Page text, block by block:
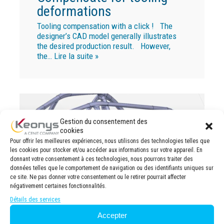
Gestion du consentement des
cookies
Pour offrir les meilleures expériences, nous utilisons des technologies telles que
les cookies pour stocker et/ou accéder aux informations sur votre appareil. En
donnant votre consentement à ces technologies, nous pourrons traiter des
données telles que le comportement de navigation ou des identifiants uniques sur
ce site. Ne pas donner votre consentement ou le retirer pourrait affecter
négativement certaines fonctionnalités.
Détails des services
Accepter
deformations
Tooling compensation with a click ! The
designer’s CAD model generally illustrates
the desired production result. However,
the… Lire la suite »